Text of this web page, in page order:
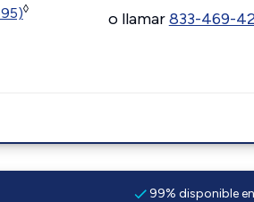
◊ o llamar833-469-
99% disponible